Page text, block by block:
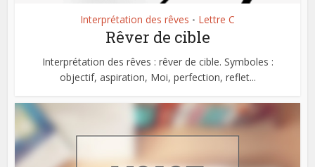
Interprétation des rêves • Lettre C
Rêver de cible
Interprétation des rêves : rêver de cible. Symboles :
objectif, aspiration, Moi, perfection, reflet...